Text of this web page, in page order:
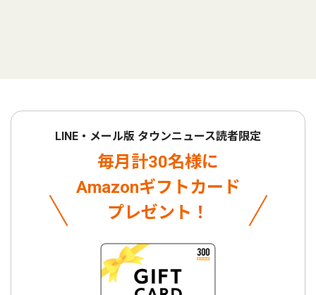
LINE・メール版 タウンニュース読者限定
毎月計30名様に
Amazonギフトカード
プレゼント！